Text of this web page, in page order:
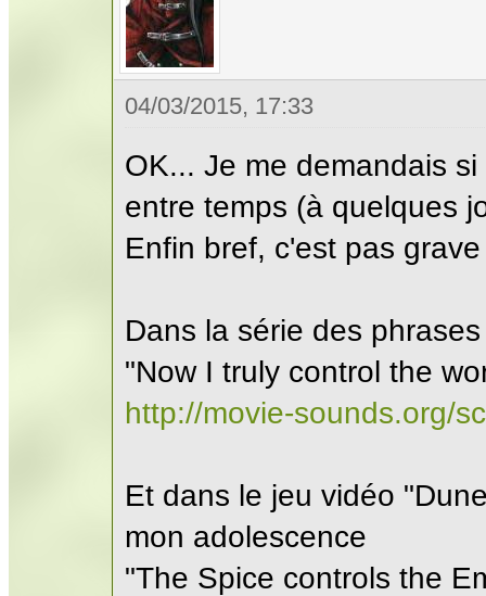
04/03/2015, 17:33
OK... Je me demandais
entre temps (à quelques
Enfin bref, c'est pas
Dans la série des
"Now I truly control the
http://movie-sounds.org/
Et dans le jeu vidéo
mon adolescence
"The Spice controls the